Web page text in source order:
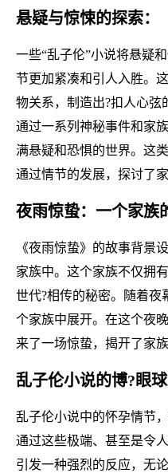
悬疑与惊悚的探索：
一些“乱子伦”小说将悬疑
节更加紧凑和引人入胜。
物关系，制造出?扣人心弦
通过一系列神秘事件和家
满悬疑和恐惧的世界。这
通过情节的发展，探讨了
夜雨惊蛰：一个家族
《夜雨惊蛰》的故事背景
家族中。这个家族不仅拥
世代?相传的秘密。随着
个家族中展开。在这个夜
来了一场惊蛰，揭开了家族
乱子伦小说的博?眼
乱子伦小说中的怀孕情节
通过这些极端、甚至是令
引发一种强烈的反应，无